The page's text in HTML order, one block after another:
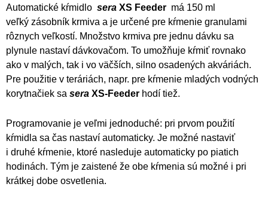
Automatické kŕmidlo sera XS Feeder má 150 ml
veľký zásobník krmiva a je určené pre kŕmenie granulami
rôznych veľkostí. Množstvo krmiva pre jednu dávku sa
plynule nastaví dávkovačom. To umožňuje kŕmiť rovnako
ako v malých, tak i vo väčších, silno osadených akváriách.
Pre použitie v teráriách, napr. pre kŕmenie mladých vodných
korytnačiek sa sera XS-Feeder hodí tiež.
Programovanie je veľmi jednoduché: pri prvom použití
kŕmidla sa čas nastaví automaticky. Je možné nastaviť
i druhé kŕmenie, ktoré nasleduje automaticky po piatich
hodinách. Tým je zaistené že obe kŕmenia sú možné i pri
krátkej dobe osvetlenia.